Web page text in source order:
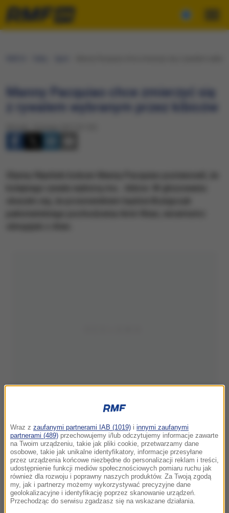
Manny Pacquiao chce zmierzyć się
z rywalem wybranym przez kibiców
Wraz z zaufanymi partnerami IAB (1019) i innymi zaufanymi
partnerami (489) przechowujemy i/lub odczytujemy informacje zawarte
na Twoim urządzeniu, takie jak pliki cookie, przetwarzamy dane
osobowe, takie jak unikalne identyfikatory, informacje przesyłane
przez urządzenia końcowe niezbędne do personalizacji reklam i treści,
udostępnienie funkcji mediów społecznościowych pomiaru ruchu jak
również dla rozwoju i poprawny naszych produktów. Za Twoją zgodą
my, jak i partnerzy możemy wykorzystywać precyzyjne dane
geolokalizacyjne i identyfikację poprzez skanowanie urządzeń.
Przechodząc do serwisu zgadzasz się na wskazane działania.